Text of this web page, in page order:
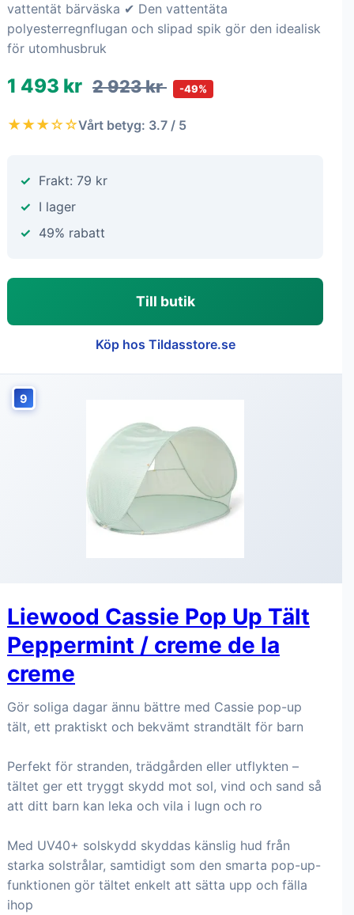
vattentät bärväska ✔ Den vattentäta
polyesterregnflugan och slipad spik gör den idealisk
för utomhusbruk
1 493 kr 2 923 kr -49%
★★★☆☆Vårt betyg: 3.7 / 5
Frakt: 79 kr
I lager
49% rabatt
Till butik
Köp hos Tildasstore.se
9
Liewood Cassie Pop Up Tält
Peppermint / creme de la
creme
Gör soliga dagar ännu bättre med Cassie pop-up
tält, ett praktiskt och bekvämt strandtält för barn
Perfekt för stranden, trädgården eller utflykten –
tältet ger ett tryggt skydd mot sol, vind och sand så
att ditt barn kan leka och vila i lugn och ro
Med UV40+ solskydd skyddas känslig hud från
starka solstrålar, samtidigt som den smarta pop-up-
funktionen gör tältet enkelt att sätta upp och fälla
ihop